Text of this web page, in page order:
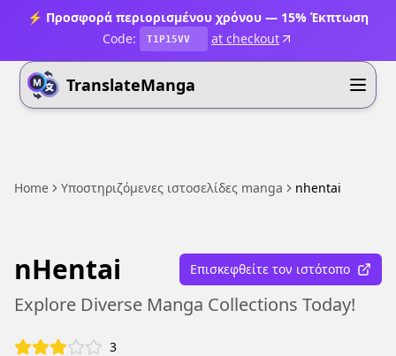
⚡ Προσφορά περιορισμένου χρόνου — 15% Έκπτωση
Code:
T1P15VV at checkout
TranslateManga
Home Υποστηριζόμενες ιστοσελίδες manga nhentai
nHentai Επισκεφθείτε τον ιστότοπο
Explore Diverse Manga Collections Today!
3